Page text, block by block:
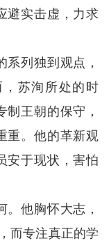
避实击虚，力求
列独到观点，
苏洵所处的时
王朝的保守，
重。他的革新观
安于现状，害怕
他胸怀大志，
而专注真正的学